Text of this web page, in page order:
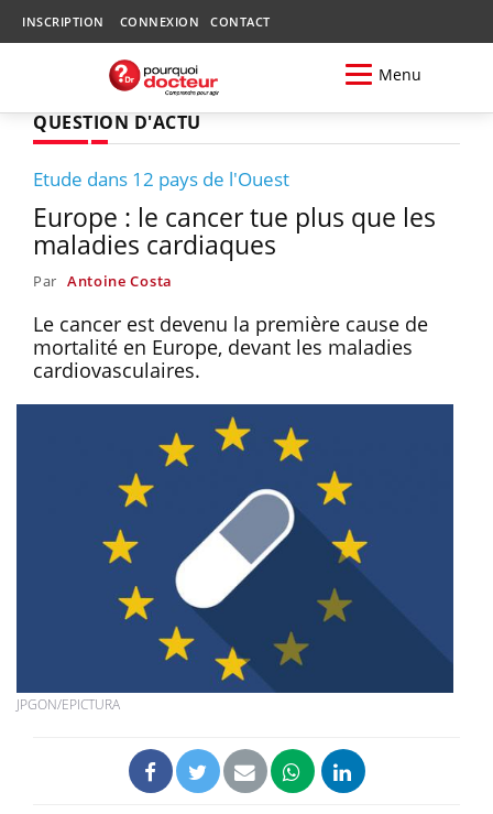
INSCRIPTION CONNEXION CONTACT
Menu
QUESTION D'ACTU
Etude dans 12 pays de l'Ouest
Europe : le cancer tue plus que les
maladies cardiaques
Par Antoine Costa
Le cancer est devenu la première cause de
mortalité en Europe, devant les maladies
cardiovasculaires.
JPGON/EPICTURA